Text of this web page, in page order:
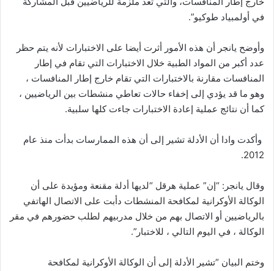
في أولمبياد طوكيو”.
وأوضح يانجر أن هذه الأمور أثرت أيضا على الاختبارات لأنه يتم حظر
عدد أكبر من المواد الطبية خلال الاختبارات التي تقام في إطار
المنافسات مقارنة بالاختبارات التي تقام خارج إطار المنافسات ،
وهو ما قد يؤدي إلى إخفاء حالات تعاطي منشطات بين الرياضيين ،
كما أن نتائج عملية إعادة الاختبارات جاءت كلها سلبية.
وأكدت وادا أن الأدلة تشير إلى أن هذه الممارسات بدأت منذ عام
2012.
وقال يانجر: “إن” عملية هرقل “لديها أدلة مقنعة ومؤيدة على أن
الوكالة الأوكرانية لمكافحة المنشطات دأبت على الاتصال الهاتفي
بالرياضيين أو الاتصال بهم من خلال مدربيهم لطلب حضورهم في مقر
الوكالة ، في اليوم التالي ، للاختبار”.
وختم البيان “تشير الأدلة إلى أن الوكالة الأوكرانية لمكافحة